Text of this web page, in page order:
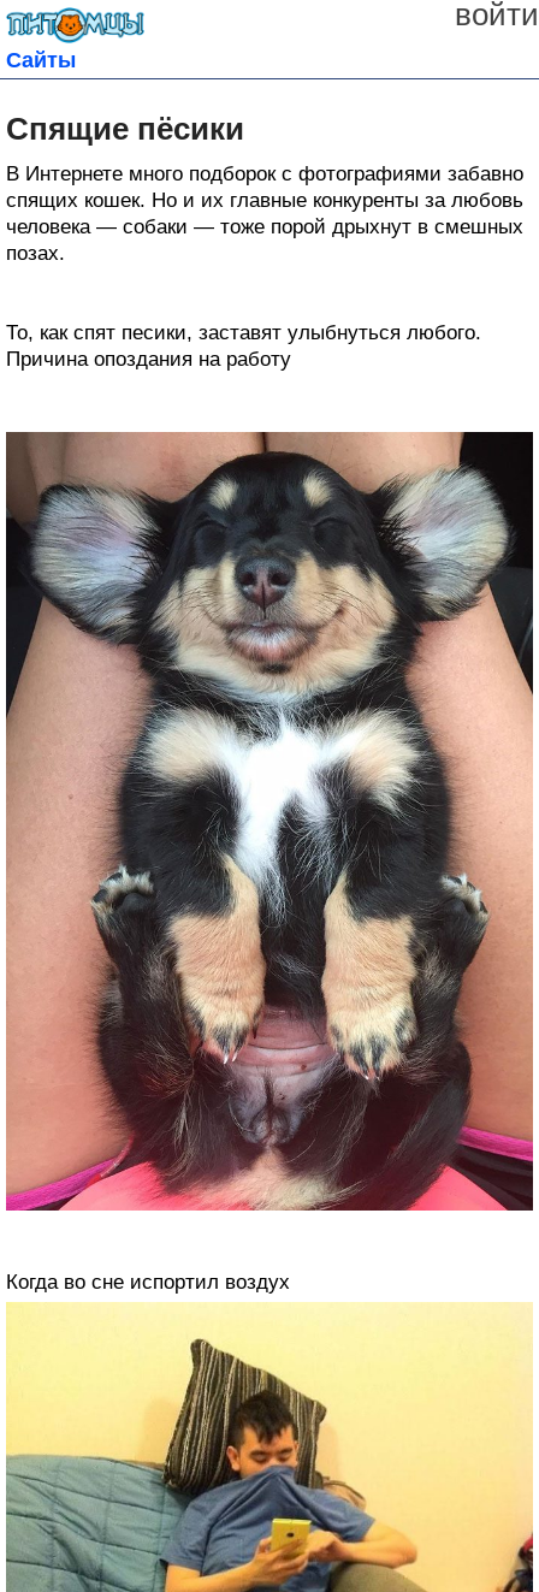
войти
Сайты
Спящие пёсики
В Интернете много подборок с фотографиями забавно
спящих кошек. Но и их главные конкуренты за любовь
человека — собаки — тоже порой дрыхнут в смешных
позах.
То, как спят песики, заставят улыбнуться любого.
Причина опоздания на работу
Когда во сне испортил воздух